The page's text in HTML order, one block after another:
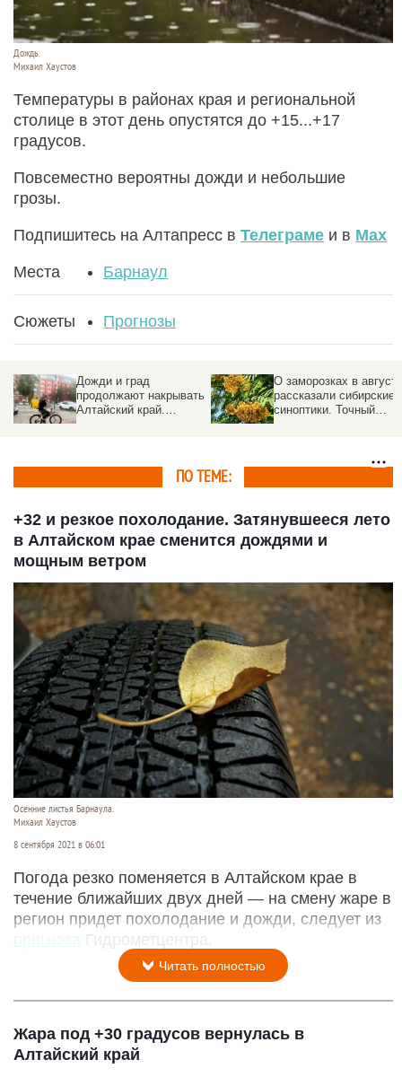
Дождь.
Михаил Хаустов
Температуры в районах края и региональной
столице в этот день опустятся до +15...+17
градусов.
Повсеместно вероятны дожди и небольшие
грозы.
Подпишитесь на Алтапресс в Телеграме и в Max
Места Барнаул
Сюжеты Прогнозы
Дожди и град
продолжают накрывать
Алтайский край.
О заморозках в августе
рассказали сибирские
синоптики. Точный
ПО ТЕМЕ:
+32 и резкое похолодание. Затянувшееся лето
в Алтайском крае сменится дождями и
мощным ветром
Осенние листья Барнаула.
Михаил Хаустов
8 сентября 2021 в 06:01
Погода резко поменяется в Алтайском крае в
течение ближайших двух дней — на смену жаре в
регион придет похолодание и дожди, следует из
прогноза
Гидрометцентра.
Читать полностью
Жара под +30 градусов вернулась в
Алтайский край